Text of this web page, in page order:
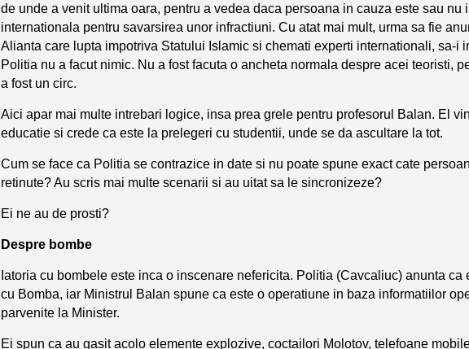
de unde a venit ultima oara, pentru a vedea daca persoana in cauza este sau nu
internationala pentru savarsirea unor infractiuni. Cu atat mai mult, urma sa fie
Alianta care lupta impotriva Statului Islamic si chemati experti internationali, sa-i
Politia nu a facut nimic. Nu a fost facuta o ancheta normala despre acei teoristi,
a fost un circ.
Aici apar mai multe intrebari logice, insa prea grele pentru profesorul Balan. El
educatie si crede ca este la prelegeri cu studentii, unde se da ascultare la tot.
Cum se face ca Politia se contrazice in date si nu poate spune exact cate
retinute? Au scris mai multe scenarii si au uitat sa le sincronizeze?
Ei ne au de prosti?
Despre bombe
Iatoria cu bombele este inca o inscenare nefericita. Politia (Cavcaliuc) anunta ca
cu Bomba, iar Ministrul Balan spune ca este o operatiune in baza informatiilor
parvenite la Minister.
Ei spun ca au gasit acolo elemente explozive, coctailori Molotov, telefoane